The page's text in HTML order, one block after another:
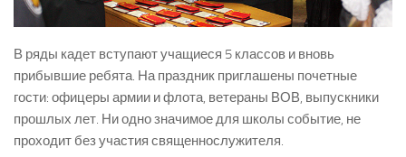
В ряды кадет вступают учащиеся 5 классов и вновь
прибывшие ребята. На праздник приглашены почетные
гости: офицеры армии и флота, ветераны ВОВ, выпускники
прошлых лет. Ни одно значимое для школы событие, не
проходит без участия священнослужителя.